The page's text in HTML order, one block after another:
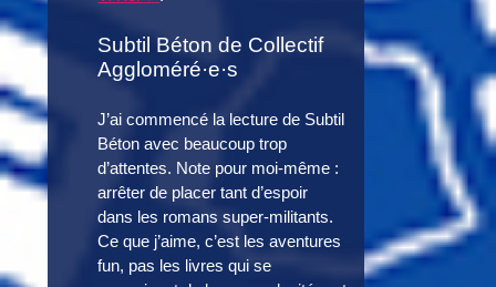
Subtil Béton de Collectif
Aggloméré·e·s
J’ai commencé la lecture de Subtil
Béton avec beaucoup trop
d’attentes. Note pour moi-même :
arrêter de placer tant d’espoir
dans les romans super-militants.
Ce que j’aime, c’est les aventures
fun, pas les livres qui se